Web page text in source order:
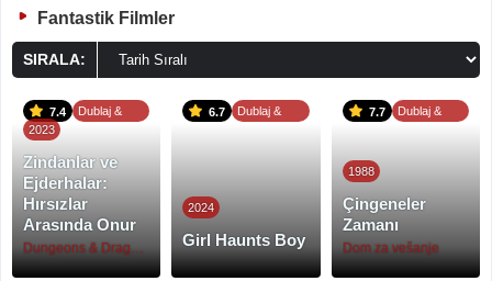
Fantastik Filmler
SIRALA:
7.4
Dublaj &
2023
Zindanlar ve
Ejderhalar:
Hırsızlar
Arasında Onur
Dungeons & Dragons: Honor Among Thieves
6.7
Dublaj &
2024
Girl Haunts Boy
7.7
Dublaj &
1988
Çingeneler
Zamanı
Dom za vešanje